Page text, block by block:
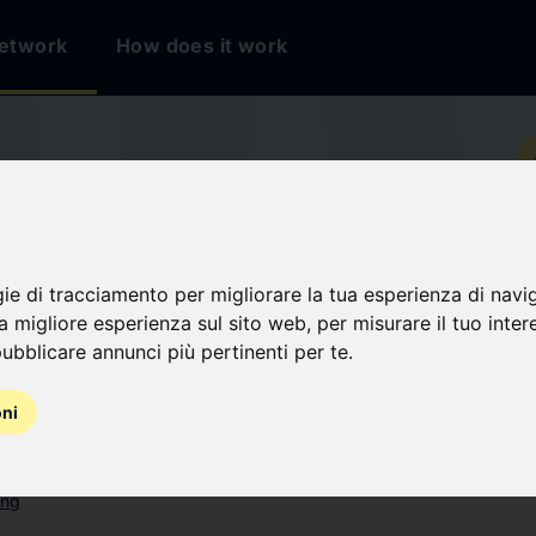
di tracciamento per migliorare la tua esperienza di
migliore esperienza sul sito web, per misurare il tuo
annunci più pertinenti per te.
How does it work